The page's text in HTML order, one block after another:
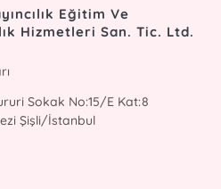
Eğitim Ve
Hizmetleri San. Tic. Ltd.
Sokak No:15/E Kat:8
Şişli/İstanbul